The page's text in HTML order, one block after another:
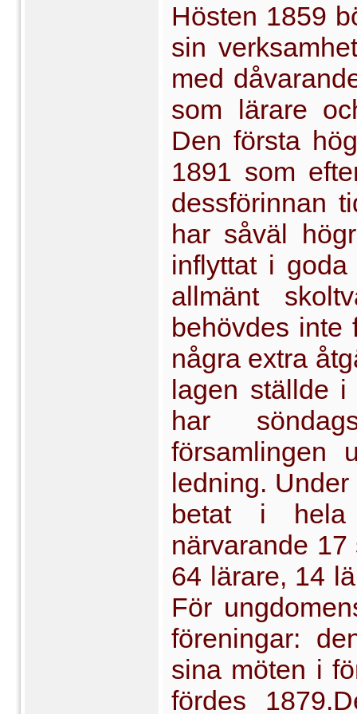
Hösten 1859
sin
med
som lärare
Den första
1891 som
dessförinnan
har såväl
inflyttat i
allmänt
behövdes inte
några extra
lagen ställde
har
församlingen
ledning.
betat i hela
närvarande
64 lärare, 14
För
föreningar:
sina möten i
fördes